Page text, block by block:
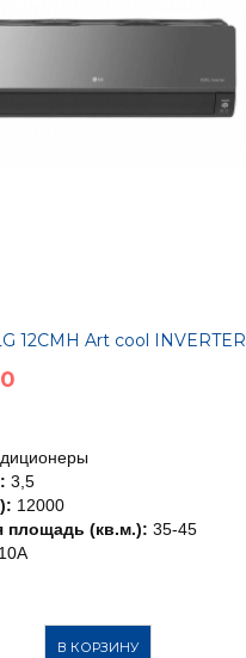
12CMH Art cool INVERTER
3,5
12000
площадь (кв.м.): 35-45
В КОРЗИНУ